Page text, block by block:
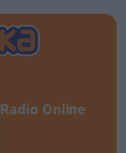
Radio Online